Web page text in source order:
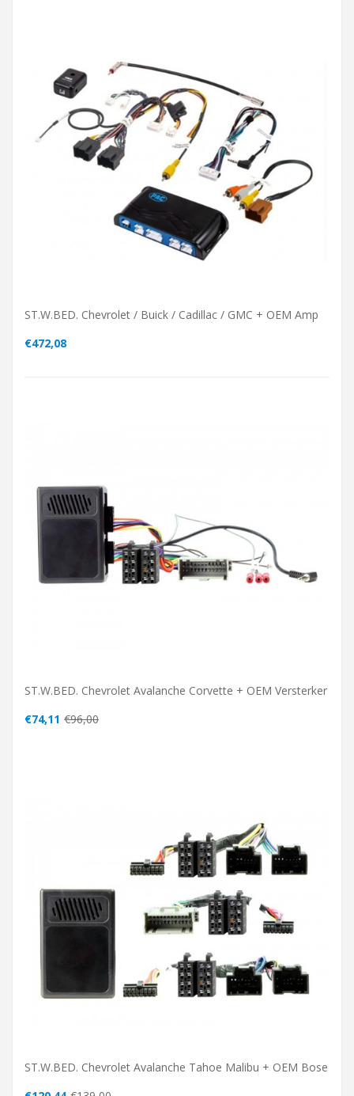
ST.W.BED. Chevrolet / Buick / Cadillac / GMC + OEM Amp
€472,08
ST.W.BED. Chevrolet Avalanche Corvette + OEM Versterker
€74,11 €96,00
ST.W.BED. Chevrolet Avalanche Tahoe Malibu + OEM Bose